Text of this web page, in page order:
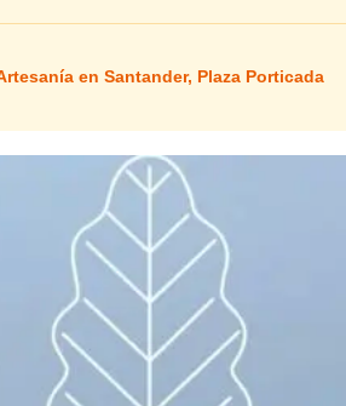
en Santander, Plaza Porticada